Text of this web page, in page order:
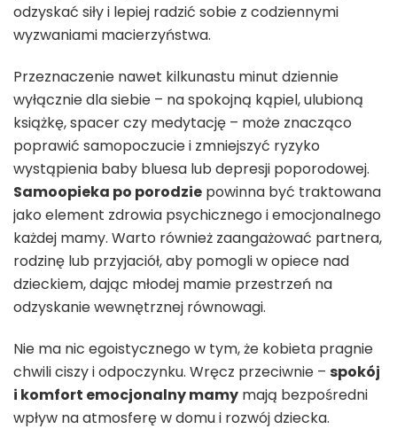
odzyskać siły i lepiej radzić sobie z codziennymi
wyzwaniami macierzyństwa.
Przeznaczenie nawet kilkunastu minut dziennie
wyłącznie dla siebie – na spokojną kąpiel, ulubioną
książkę, spacer czy medytację – może znacząco
poprawić samopoczucie i zmniejszyć ryzyko
wystąpienia baby bluesa lub depresji poporodowej.
Samoopieka po porodzie powinna być traktowana
jako element zdrowia psychicznego i emocjonalnego
każdej mamy. Warto również zaangażować partnera,
rodzinę lub przyjaciół, aby pomogli w opiece nad
dzieckiem, dając młodej mamie przestrzeń na
odzyskanie wewnętrznej równowagi.
Nie ma nic egoistycznego w tym, że kobieta pragnie
chwili ciszy i odpoczynku. Wręcz przeciwnie – spokój
i komfort emocjonalny mamy mają bezpośredni
wpływ na atmosferę w domu i rozwój dziecka.